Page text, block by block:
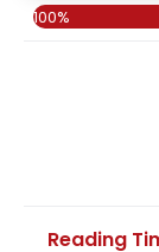
100%